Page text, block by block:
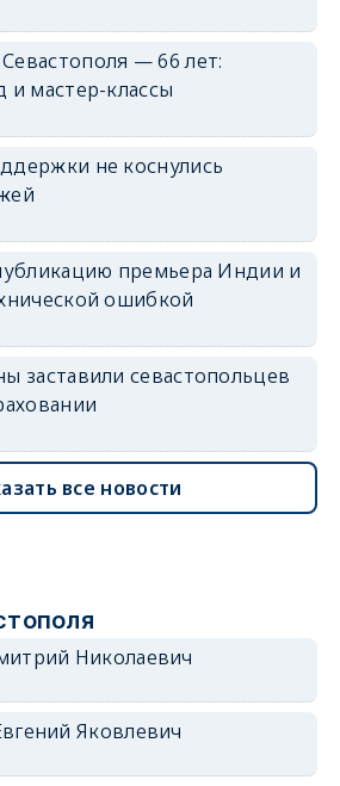
— 66 лет:
и мастер-классы
не коснулись
премьера Индии и
ошибкой
заставили севастопольцев
все новости
Николаевич
Яковлевич